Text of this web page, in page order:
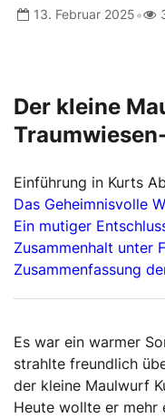
13. Februar 2025•
Der kleine
Einführung in Kurts
Das Geheimnisvolle
Ein mutiger
Zusammenhalt unter
Zusammenfassung
Es war ein warmer
strahlte freundlich
der kleine Maulwurf
Heute wollte er mehr